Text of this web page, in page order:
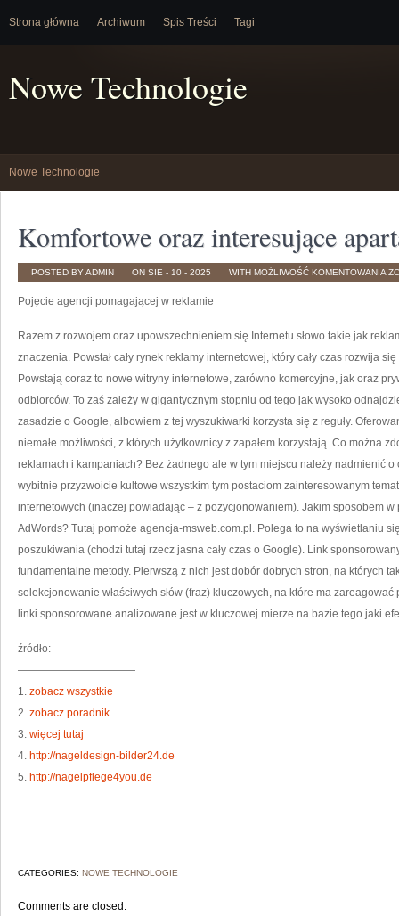
Strona główna Archiwum Spis Treści Tagi
Nowe Technologie
Nowe Technologie
Komfortowe oraz interesujące
POSTED BY ADMIN ON SIE - 10 - 2025 WITH MOŻLIWOŚĆ KOMENTOWANIA
Pojęcie agencji pomagającej w reklamie
Razem z rozwojem oraz upowszechnieniem się Internetu słowo takie jak
znaczenia. Powstał cały rynek reklamy internetowej, który cały czas rozwija
Powstają coraz to nowe witryny internetowe, zarówno komercyjne, jak oraz
odbiorców. To zaś zależy w gigantycznym stopniu od tego jak wysoko
zasadzie o Google, albowiem z tej wyszukiwarki korzysta się z reguły.
niemałe możliwości, z których użytkownicy z zapałem korzystają. Co można
reklamach i kampaniach? Bez żadnego ale w tym miejscu należy nadmienić
wybitnie przyzwoicie kultowe wszystkim tym postaciom zainteresowanym
internetowych (inaczej powiadając – z pozycjonowaniem). Jakim sposobem
AdWords? Tutaj pomoże agencja-msweb.com.pl. Polega to na wyświetlaniu
poszukiwania (chodzi tutaj rzecz jasna cały czas o Google). Link
fundamentalne metody. Pierwszą z nich jest dobór dobrych stron, na których
selekcjonowanie właściwych słów (fraz) kluczowych, na które ma
linki sponsorowane analizowane jest w kluczowej mierze na bazie tego jaki
źródło:
———————————
1. zobacz wszystkie
2. zobacz poradnik
3. więcej tutaj
4. http://nageldesign-bilder24.de
5. http://nagelpflege4you.de
CATEGORIES: NOWE TECHNOLOGIE
Comments are closed.